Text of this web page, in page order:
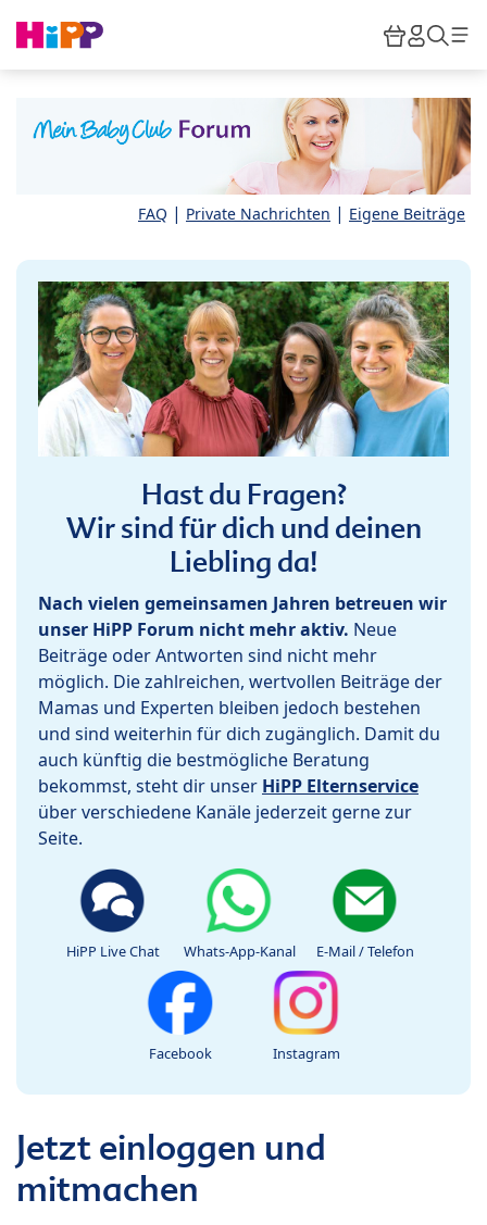
HiPP
FAQ | Private Nachrichten | Eigene Beiträge
Hast du Fragen?
Wir sind für dich und deinen
Liebling da!
Nach vielen gemeinsamen Jahren betreuen wir
unser HiPP Forum nicht mehr aktiv. Neue
Beiträge oder Antworten sind nicht mehr
möglich. Die zahlreichen, wertvollen Beiträge der
Mamas und Experten bleiben jedoch bestehen
und sind weiterhin für dich zugänglich. Damit du
auch künftig die bestmögliche Beratung
bekommst, steht dir unser HiPP Elternservice
über verschiedene Kanäle jederzeit gerne zur
Seite.
HiPP Live Chat Whats-App-Kanal E-Mail / Telefon
Facebook Instagram
Jetzt einloggen und
mitmachen